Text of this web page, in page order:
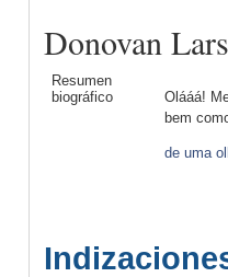
Donovan
Resumen
biográfico
Olááá!
bem
de uma